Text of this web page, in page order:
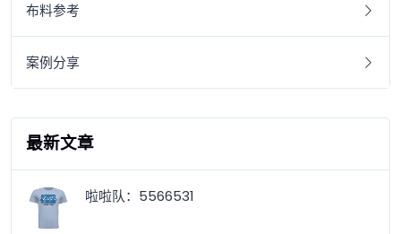
布料参考
案例分享
最新文章
啦啦队：5566531